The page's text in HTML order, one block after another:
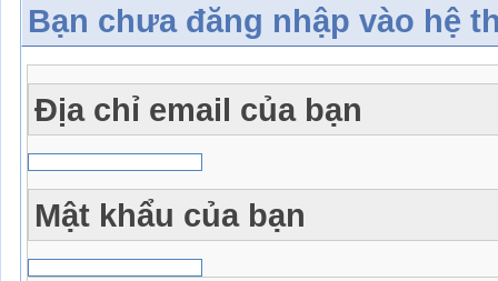
Bạn chưa đăng nhập vào hệ
Địa chỉ email của bạn
Mật khẩu của bạn